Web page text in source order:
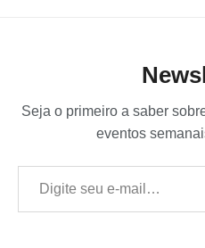
Seja o primeiro a saber
eventos
Digite seu e-mail…